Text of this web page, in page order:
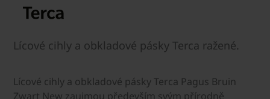
Lícové cihly a obkladové pásky Terca ražené.
Lícové cihly a obkladové pásky Terca Pagus Bruin
Zwart New zaujmou především svým přírodně